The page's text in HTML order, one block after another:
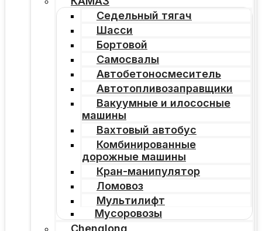
Седельный тягач
Шасси
Бортовой
Самосвалы
Автобетоносмеситель
Автотопливозаправщики
Вакуумные и илососные
машины
Вахтовый автобус
Комбинированные
дорожные машины
Кран-манипулятор
Ломовоз
Мультилифт
Мусоровозы